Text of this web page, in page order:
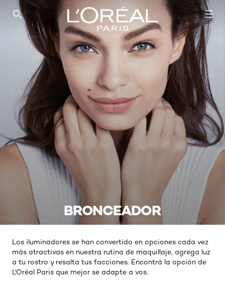
SEARCH THIS SITE
BRONCEADOR
Los iluminadores se han convertido en opciones cada vez
más atractivas en nuestra rutina de maquillaje, agrega luz
a tu rostro y resalta tus facciones. Encontrá la opción de
L'Oréal Paris que mejor se adapte a vos.